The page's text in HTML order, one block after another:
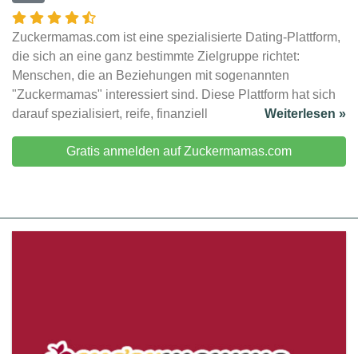
Zuckermamas.com ist eine spezialisierte Dating-Plattform,
die sich an eine ganz bestimmte Zielgruppe richtet:
Menschen, die an Beziehungen mit sogenannten
"Zuckermamas" interessiert sind. Diese Plattform hat sich
darauf spezialisiert, reife, finanziell
Weiterlesen »
Gratis anmelden auf Zuckermamas.com